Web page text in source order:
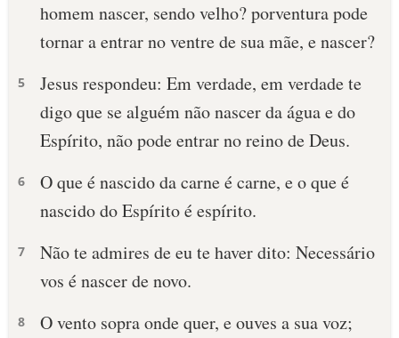
homem nascer, sendo velho? porventura pode
tornar a entrar no ventre de sua mãe, e nascer?
5
Jesus respondeu: Em verdade, em verdade te
digo que se alguém não nascer da água e do
Espírito, não pode entrar no reino de Deus.
6
O que é nascido da carne é carne, e o que é
nascido do Espírito é espírito.
7
Não te admires de eu te haver dito: Necessário
vos é nascer de novo.
8
O vento sopra onde quer, e ouves a sua voz;